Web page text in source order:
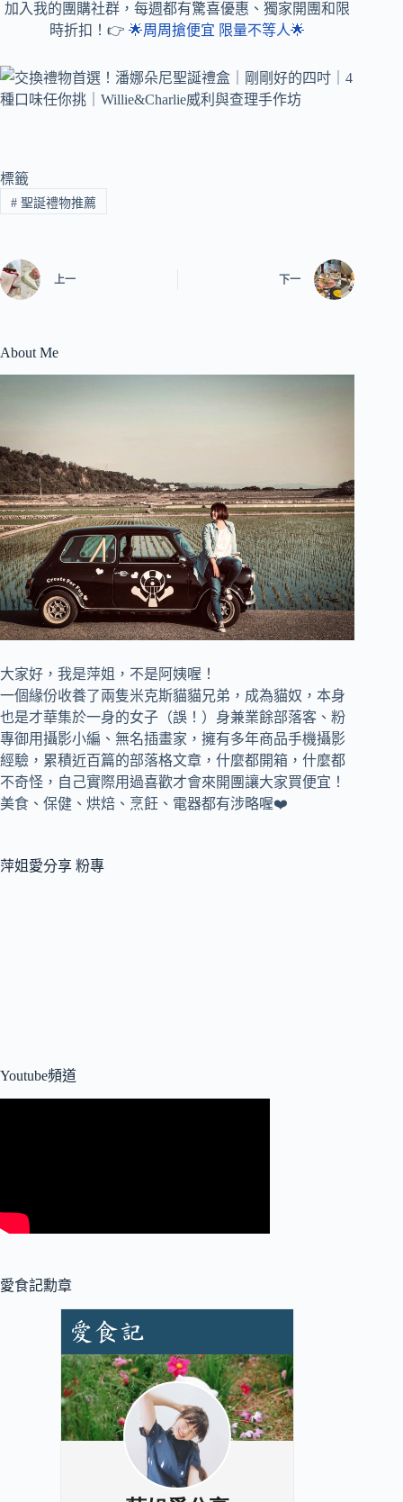
加入我的團購社群，每週都有驚喜優惠、獨家開團和限
時折扣！👉🌟周周搶便宜 限量不等人🌟
標籤
#聖誕禮物推薦
上一 下一
About Me
大家好，我是萍姐，不是阿姨喔！
一個緣份收養了兩隻米克斯貓貓兄弟，成為貓奴， 本身
也是才華集於一身的女子（誤！）身兼業餘部落客、 粉
專御用攝影小編、 無名插畫家， 擁有多年商品手機攝影
經驗，累積近百篇的部落格文章， 什麼都開箱，什麼都
不奇怪，自己實際用過喜歡才會來開團讓大家買便宜！
美食、保健、烘焙、烹飪、電器都有涉略喔❤️
萍姐愛分享 粉專
Youtube頻道
愛食記勳章